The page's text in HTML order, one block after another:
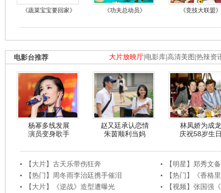
《蔬菜宝宝要回家》 《功夫总动员》 《竞技大联盟》
大片放映厅 电影库 高清美图 热辣资
电影台推荐
杨幂多线发展
演员变身歌手
赵又廷承认恋情
朱茵顺利当妈
林凤娇为成龙
庆祝58岁生
【大片】古天乐带伤狂奔
【明星】郑秀文
【热门】周冬雨李治廷携手催泪
【热门】《香格
【大片】《逆战》造型遭曝光
【视频】张国强